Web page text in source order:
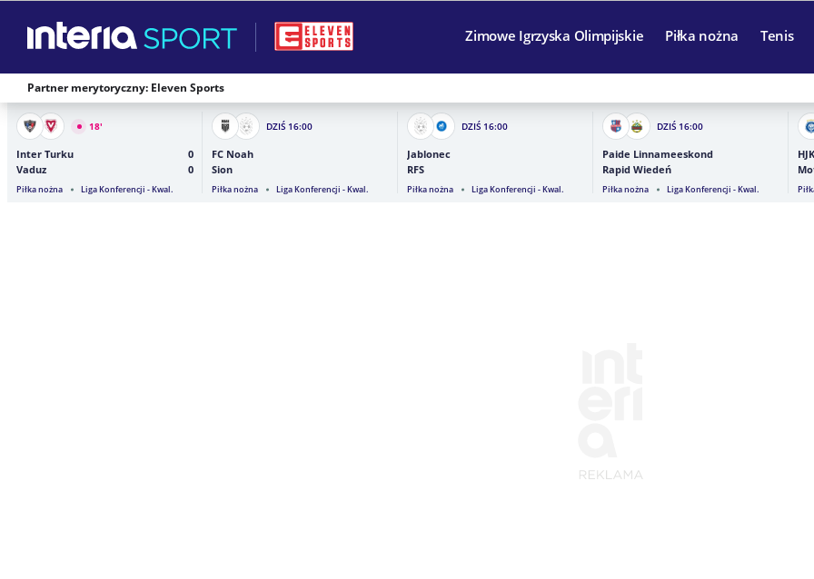
Zimowe Igrzyska Olimpijskie Piłka nożna Tenis
Partner merytoryczny: Eleven Sports
18'
Inter Turku
0
Vaduz
0
Piłka nożna Liga Konferencji - Kwal.
DZIŚ 16:00
FC Noah
Sion
Piłka nożna Liga Konferencji - Kwal.
DZIŚ 16:00
Jablonec
RFS
Piłka nożna Liga Konferencji - Kwal.
DZIŚ 16:00
Paide Linnameeskond
Rapid Wiedeń
Piłka nożna Liga Konferencji - Kwal.